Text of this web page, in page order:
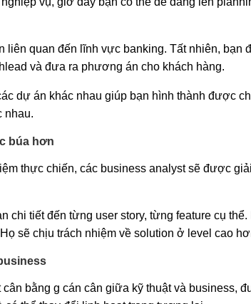
liên quan đến lĩnh vực banking. Tất nhiên, bạn
và đưa ra phương án cho khách hàng.
dự án khác nhau giúp bạn hình thành được
nhau.
búa hơn
thực chiến, các business analyst sẽ được
chi tiết đến từng user story, từng feature cụ
sẽ chịu trách nhiệm về solution ở level cao
bằng g cán cân giữa kỹ thuật và business,